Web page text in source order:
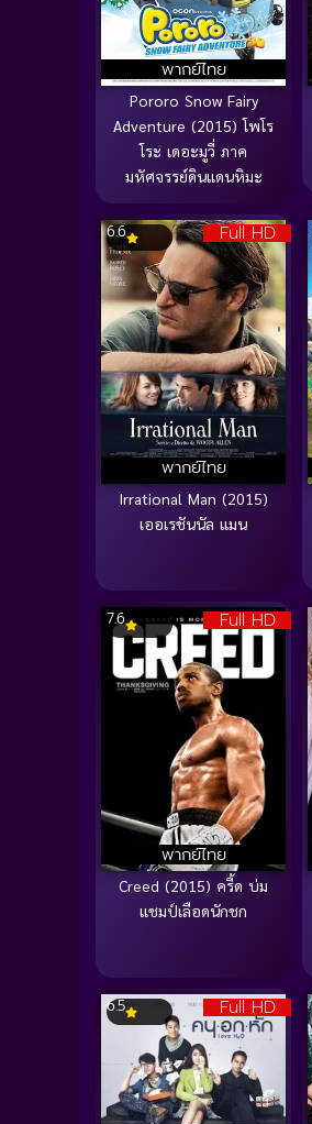
พากย์ไทย
Pororo Snow Fairy
Adventure (2015) โพโร
โระ เดอะมูวี่ ภาค
มหัศจรรย์ดินแดนหิมะ
Full HD
พากย์ไทย
6.6
Irrational Man (2015)
เออเรชันนัล แมน
Full HD
พากย์ไทย
7.6
Creed (2015) ครี้ด บ่ม
แชมป์เลือดนักชก
Full HD
6.5